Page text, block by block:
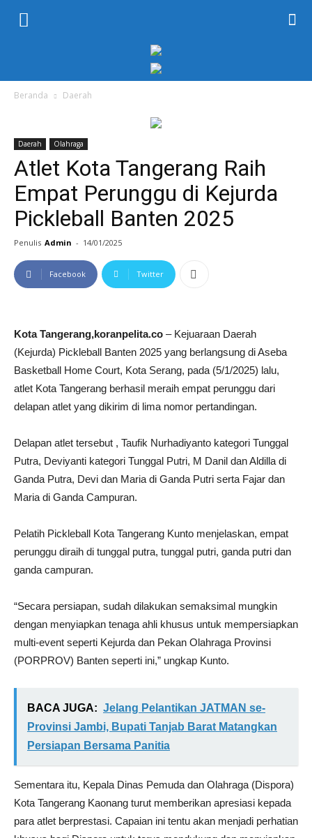
Beranda Daerah
Daerah Olahraga
Atlet Kota Tangerang Raih
Empat Perunggu di Kejurda
Pickleball Banten 2025
Penulis Admin - 14/01/2025
Facebook Twitter
Kota Tangerang,koranpelita.co – Kejuaraan Daerah
(Kejurda) Pickleball Banten 2025 yang berlangsung di Aseba
Basketball Home Court, Kota Serang, pada (5/1/2025) lalu,
atlet Kota Tangerang berhasil meraih empat perunggu dari
delapan atlet yang dikirim di lima nomor pertandingan.
Delapan atlet tersebut , Taufik Nurhadiyanto kategori Tunggal
Putra, Deviyanti kategori Tunggal Putri, M Danil dan Aldilla di
Ganda Putra, Devi dan Maria di Ganda Putri serta Fajar dan
Maria di Ganda Campuran.
Pelatih Pickleball Kota Tangerang Kunto menjelaskan, empat
perunggu diraih di tunggal putra, tunggal putri, ganda putri dan
ganda campuran.
“Secara persiapan, sudah dilakukan semaksimal mungkin
dengan menyiapkan tenaga ahli khusus untuk mempersiapkan
multi-event seperti Kejurda dan Pekan Olahraga Provinsi
(PORPROV) Banten seperti ini,” ungkap Kunto.
BACA JUGA: Jelang Pelantikan JATMAN se-
Provinsi Jambi, Bupati Tanjab Barat Matangkan
Persiapan Bersama Panitia
Sementara itu, Kepala Dinas Pemuda dan Olahraga (Dispora)
Kota Tangerang Kaonang turut memberikan apresiasi kepada
para atlet berprestasi. Capaian ini tentu akan menjadi perhatian